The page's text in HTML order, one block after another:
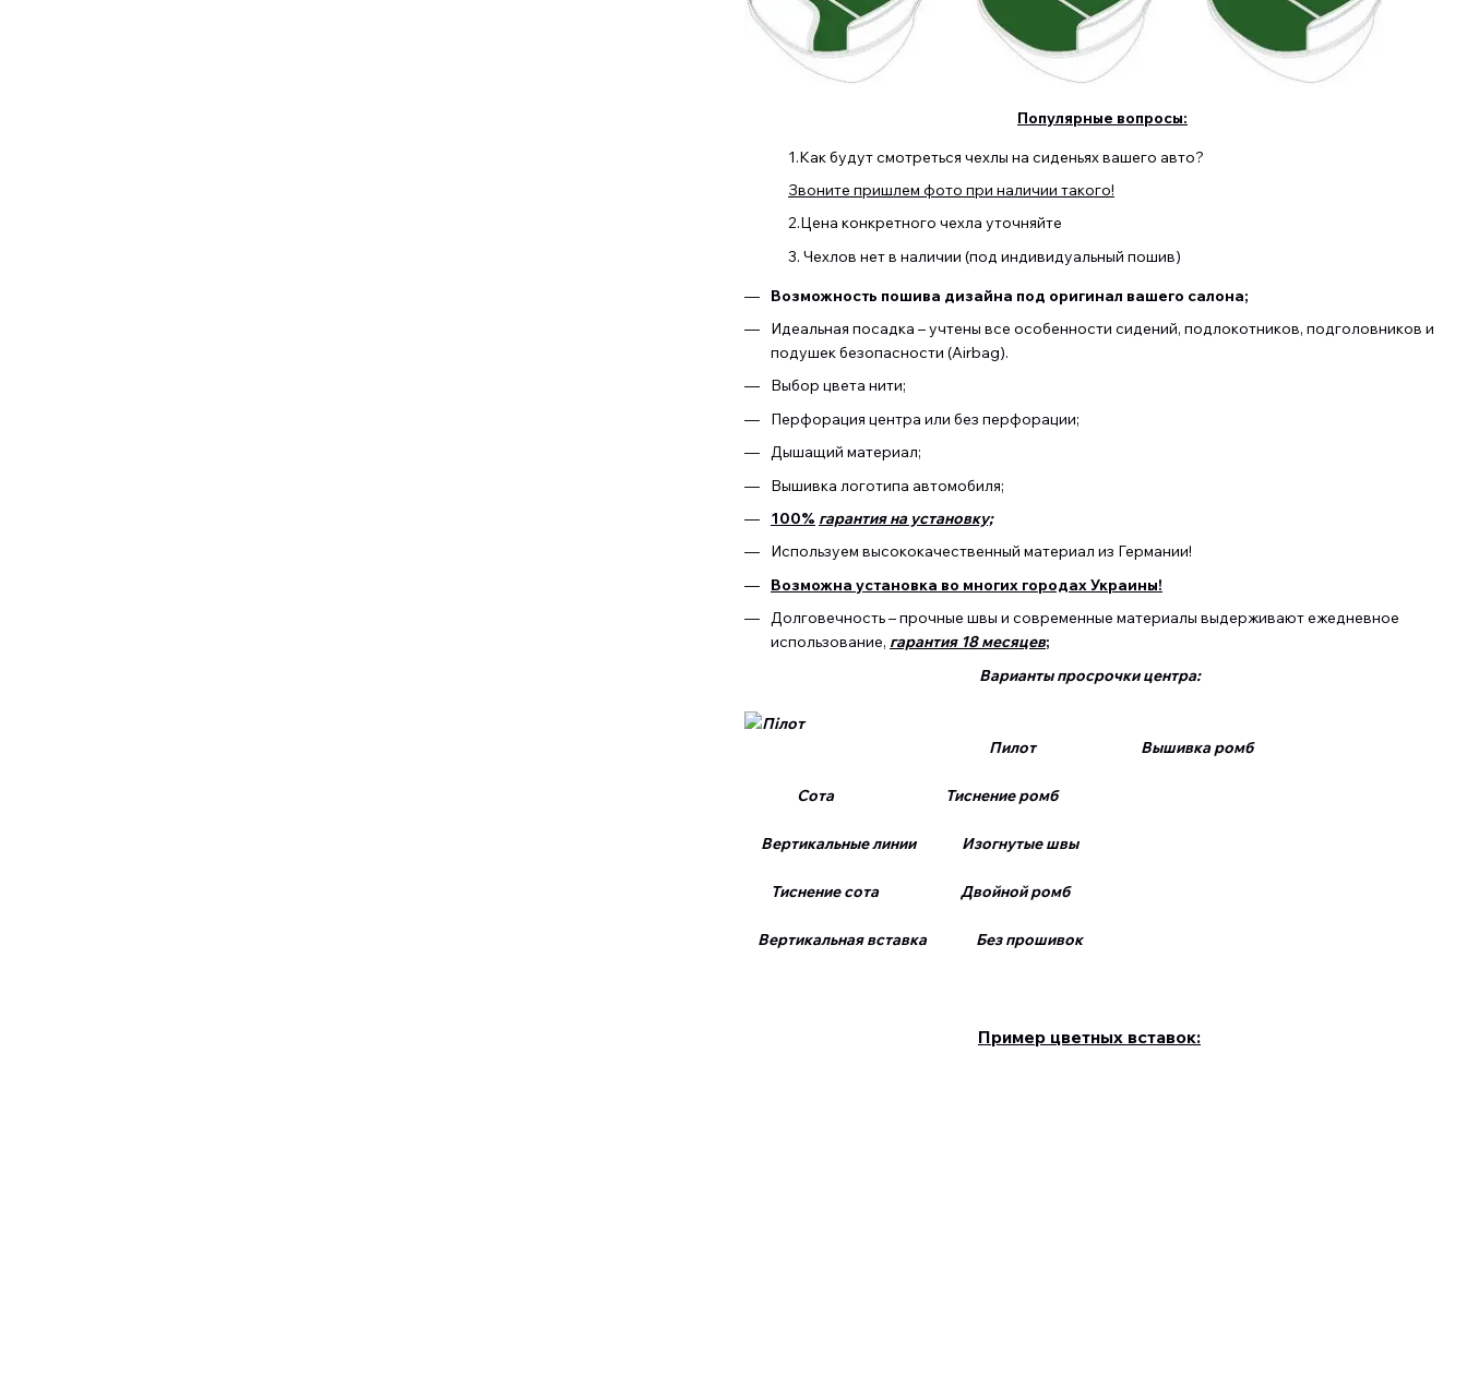
Популярные вопросы:
1.Как будут смотреться чехлы на сиденьях вашего авто?
Звоните пришлем фото при наличии такого!
2.Цена конкретного чехла уточняйте
3. Чехлов нет в наличии (под индивидуальный пошив)
Возможность пошива дизайна под оригинал вашего салона;
Идеальная посадка – учтены все особенности сидений, подлокотников, подголовников и
подушек безопасности (Airbag).
Выбор цвета нити;
Перфорация центра или без перфорации;
Дышащий материал;
Вышивка логотипа автомобиля;
100% гарантия на установку;
Используем высококачественный материал из Германии!
Возможна установка во многих городах Украины!
Долговечность – прочные швы и современные материалы выдерживают ежедневное
использование, гарантия 18 месяцев;
Варианты просрочки центра:
Пилот Вышивка ромб
Сота Тиснение ромб
Вертикальные линии Изогнутые швы
Тиснение сота Двойной ромб
Вертикальная вставка Без прошивок
Пример цветных вставок: